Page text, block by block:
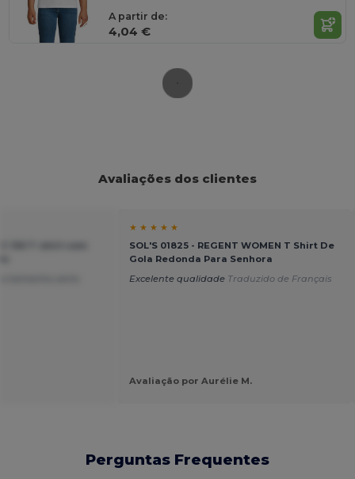
A partir de:
4,04 €
Avaliações dos clientes
★ ★ ★ ★ ★
SOL'S 01825 - REGENT WOMEN T Shirt De
Gola Redonda Para Senhora
Excelente qualidade Traduzido de Français
Avaliação por Aurélie M.
Perguntas Frequentes